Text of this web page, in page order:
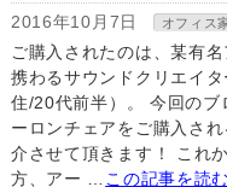
2016年10月7日 オフィス
ご購入されたのは、某有
携わるサウンドクリエイ
住/20代前半）。 今回のブ
ーロンチェアをご購入さ
介させて頂きます！ これ
方、アー …
この記事を読む